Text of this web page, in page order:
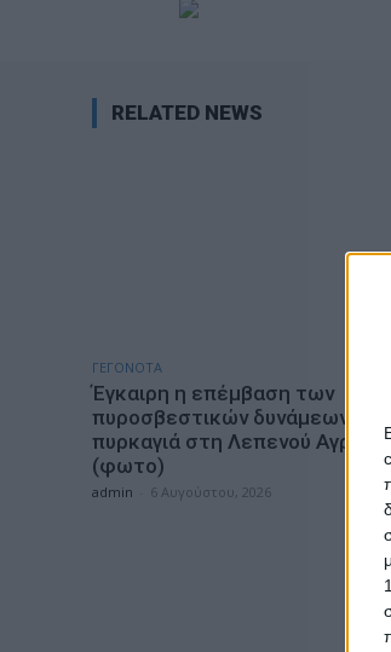
RELATED NEWS
ΓΕΓΟΝΟΤΑ
Έγκαιρη η επέμβαση των
πυροσβεστικών δυνάμεων σε
πυρκαγιά στη Λεπενού
(φωτο)
admin 6 Αυγούστου, 2026